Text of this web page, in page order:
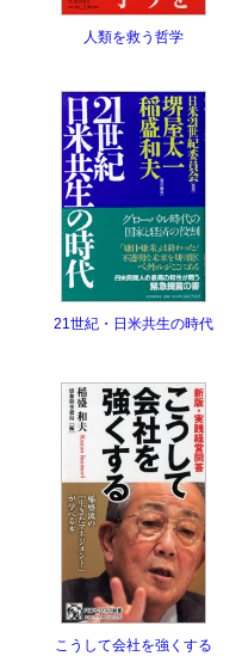
人類を救う哲学
21世紀・日米共生の時代
こうして会社を強くする